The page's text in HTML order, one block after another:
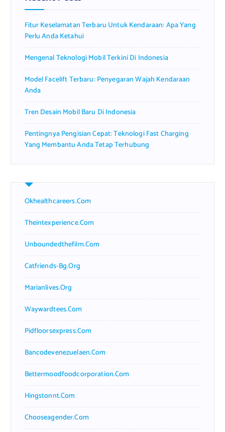
o
:Fitur Keselamatan Terbaru Untuk Kendaraan: Apa Yang
Perlu Anda Ketahui
Mengenal Teknologi Mobil Terkini Di Indonesia
Model Facelift Terbaru: Penyegaran Wajah Kendaraan
Anda
Tren Desain Mobil Baru Di Indonesia
Pentingnya Pengisian Cepat: Teknologi Fast Charging
Yang Membantu Anda Tetap Terhubung
Okhealthcareers.com
Theintexperience.com
Unboundedthefilm.com
Catfriends-Bg.org
Marianlives.org
Waywardtees.com
Pidfloorsexpress.com
Bancodevenezuelaen.com
Bettermoodfoodcorporation.com
Hingstonnt.com
Chooseagender.com